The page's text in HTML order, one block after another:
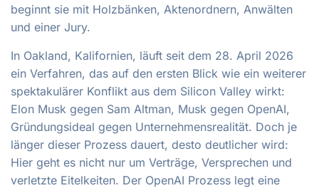
beginnt sie mit Holzbänken, Aktenordnern, Anwälten
und einer Jury.
In Oakland, Kalifornien, läuft seit dem 28. April 2026
ein Verfahren, das auf den ersten Blick wie ein weiterer
spektakulärer Konflikt aus dem Silicon Valley wirkt:
Elon Musk gegen Sam Altman, Musk gegen OpenAI,
Gründungsideal gegen Unternehmensrealität. Doch je
länger dieser Prozess dauert, desto deutlicher wird:
Hier geht es nicht nur um Verträge, Versprechen und
verletzte Eitelkeiten. Der OpenAI Prozess legt eine